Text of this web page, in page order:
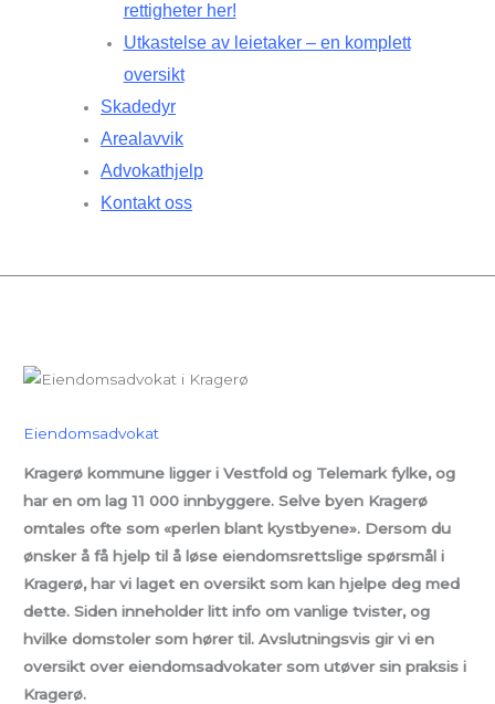
rettigheter her!
Utkastelse av leietaker – en komplett
oversikt
Skadedyr
Arealavvik
Advokathjelp
Kontakt oss
Eiendomsadvokat
Kragerø kommune ligger i Vestfold og Telemark fylke, og
har en om lag 11 000 innbyggere. Selve byen Kragerø
omtales ofte som «perlen blant kystbyene». Dersom du
ønsker å få hjelp til å løse eiendomsrettslige spørsmål i
Kragerø, har vi laget en oversikt som kan hjelpe deg med
dette. Siden inneholder litt info om vanlige tvister, og
hvilke domstoler som hører til. Avslutningsvis gir vi en
oversikt over eiendomsadvokater som utøver sin praksis i
Kragerø.